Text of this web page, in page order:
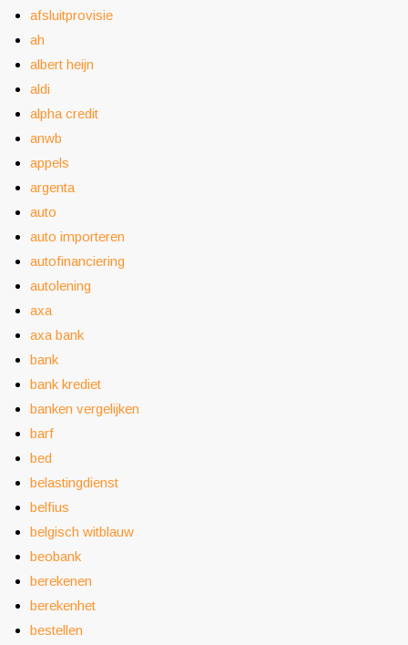
afsluitprovisie
ah
albert heijn
aldi
alpha credit
anwb
appels
argenta
auto
auto importeren
autofinanciering
autolening
axa
axa bank
bank
bank krediet
banken vergelijken
barf
bed
belastingdienst
belfius
belgisch witblauw
beobank
berekenen
berekenhet
bestellen